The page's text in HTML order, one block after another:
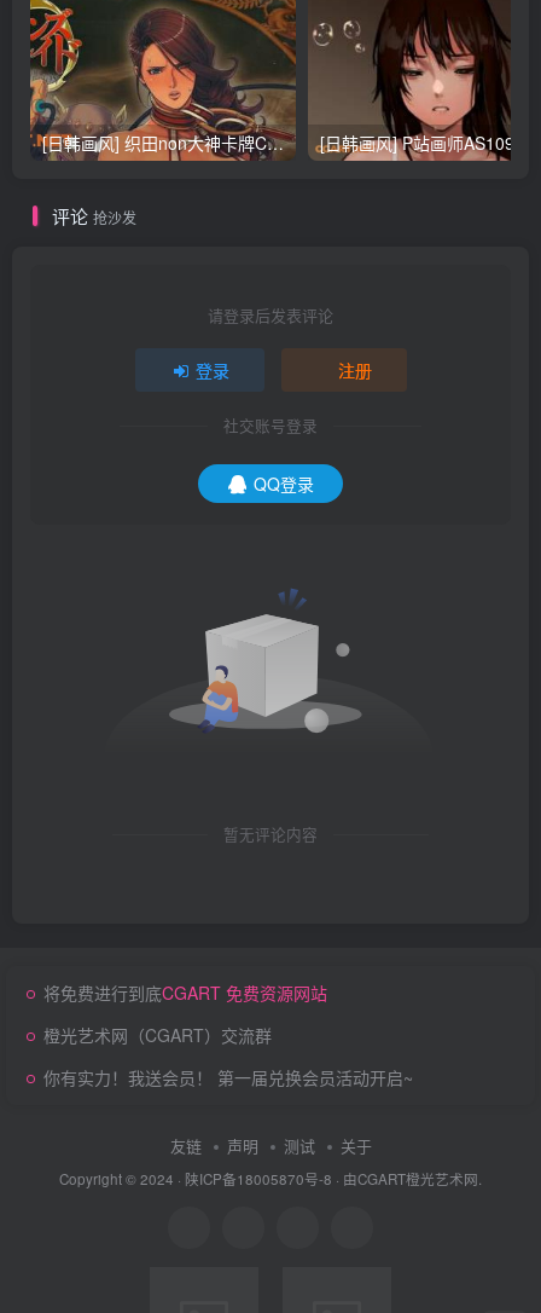
[日韩画风] 织田non大神卡牌CG插画设计画集256P 161M_CG原画资源
评论 抢沙发
请登录后发表评论
登录 注册
社交账号登录
QQ登录
暂无评论内容
将免费进行到底CGART 免费资源网站
橙光艺术网（CGART）交流群
你有实力！我送会员！ 第一届兑换会员活动开启~
友链 声明 测试 关于
Copyright © 2024 · 陕ICP备18005870号-8 · 由CGART橙光艺术网.